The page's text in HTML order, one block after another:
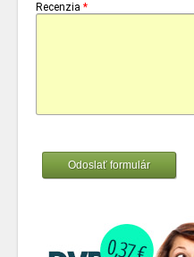
Recenzia *
Odoslať formulár